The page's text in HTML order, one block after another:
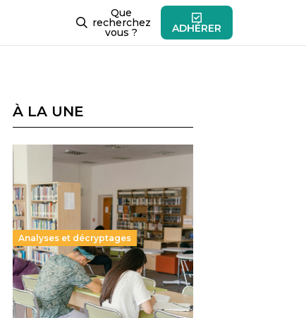
Que
recherchez
vous ? ADHÉRER
À LA UNE
Analyses et décryptages
Supérieur privé : une dérive
qui met à mal la promesse
républicaine